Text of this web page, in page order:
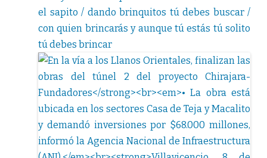
el sapito / dando brinquitos tú debes buscar /
con quien brincarás y aunque tú estás tú solito
tú debes brincar